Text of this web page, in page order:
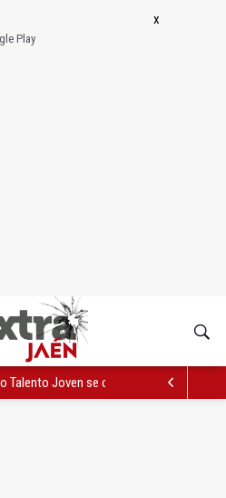
Play
Talento Joven se celebra en Bailén este
de ampliar la zona azul "con afán